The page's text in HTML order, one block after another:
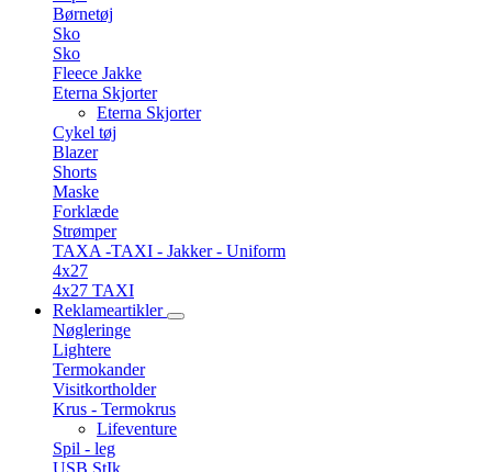
Børnetøj
Sko
Sko
Fleece Jakke
Eterna Skjorter
Eterna Skjorter
Cykel tøj
Blazer
Shorts
Maske
Forklæde
Strømper
TAXA -TAXI - Jakker - Uniform
4x27
4x27 TAXI
Reklameartikler
Nøgleringe
Lightere
Termokander
Visitkortholder
Krus - Termokrus
Lifeventure
Spil - leg
USB StIk